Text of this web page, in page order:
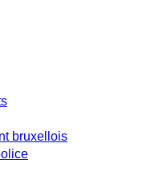
bruxellois